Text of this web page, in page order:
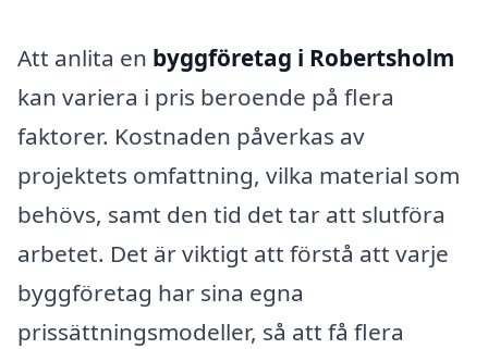
Att anlita en byggföretag i Robertsholm
kan variera i pris beroende på flera
faktorer. Kostnaden påverkas av
projektets omfattning, vilka material som
behövs, samt den tid det tar att slutföra
arbetet. Det är viktigt att förstå att varje
byggföretag har sina egna
prissättningsmodeller, så att få flera